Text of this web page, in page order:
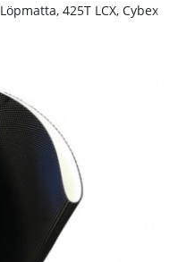
Löpmatta, 425T LCX, Cybex